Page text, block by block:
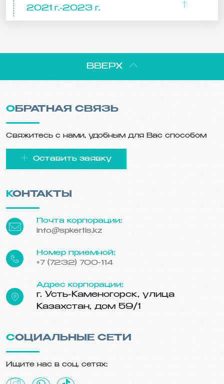
2021 г.-2023 г.
ВВЕРХ
ОБРАТНАЯ СВЯЗЬ
Свяжитесь с нами, удобным для Вас способом
Оставить заявку
КОНТАКТЫ
Почта корпорации:
info@spkertis.kz
Номер приемной:
+7 (7232) 700-114
Адрес корпорации:
г. Усть-Каменогорск, улица
Казахстан, дом 59/1
СОЦИАЛЬНЫЕ СЕТИ
Ищите нас в соц. сетях: